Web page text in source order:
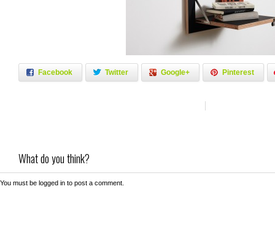
Facebook Twitter Google+ Pinterest
What do you think?
You must be logged in to post a comment.